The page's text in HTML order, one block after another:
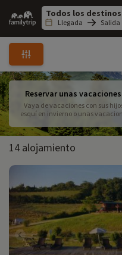
Family
trip
Llegada Salida
Reservar unas
Vaya de vacaciones con sus
esquí en invierno o unas
estación tiene sus usos y
a usted y a su familia les
14 alojamiento